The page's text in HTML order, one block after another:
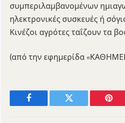
συμπεριλαμβανομένων
ηλεκτρονικές συσκευές ή
Κινέζοι αγρότες ταΐζουν τα
(από την εφημερίδα
Facebook Twitter